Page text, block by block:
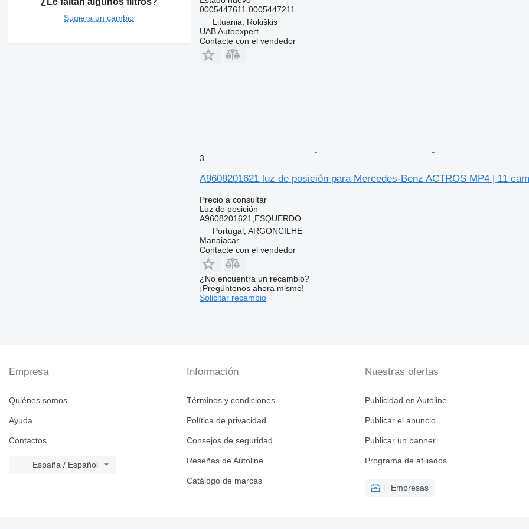
Sugiera un cambio
0005447611 0005447211
Lituania, Rokiškis
UAB Autoexpert
Contacte con el vendedor
3
A9608201621 luz de posición para Mercedes-Benz ACTROS MP4 | 11
Precio a consultar
Luz de posición
A9608201621,ESQUERDO
Portugal, ARGONCILHE
Manaiacar
Contacte con el vendedor
¿No encuentra un recambio?
¡Pregúntenos ahora mismo!
Solicitar recambio
Empresa
Quiénes somos
Ayuda
Contactos
España / Español
Información
Términos y condiciones
Política de privacidad
Consejos de seguridad
Reseñas de Autoline
Catálogo de marcas
Nuestras ofertas
Publicidad en Autoline
Publicar el anuncio
Publicar un banner
Programa de afiliados
Empresas